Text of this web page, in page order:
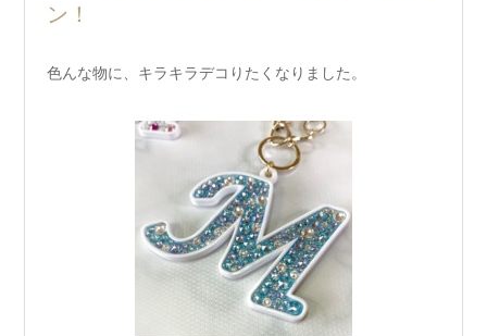
ン！
色んな物に、キラキラデコりたくなりました。